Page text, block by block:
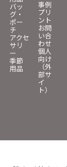
バッ
グ・
ポー
チ
アクセ
サリ
ー
季節
用品
事例
プリ
ント
お問
い合
わせ
個人
向け
（外
部サ
イ
ト）